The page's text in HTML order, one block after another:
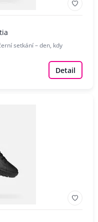
setkání – den, kdy
Detail